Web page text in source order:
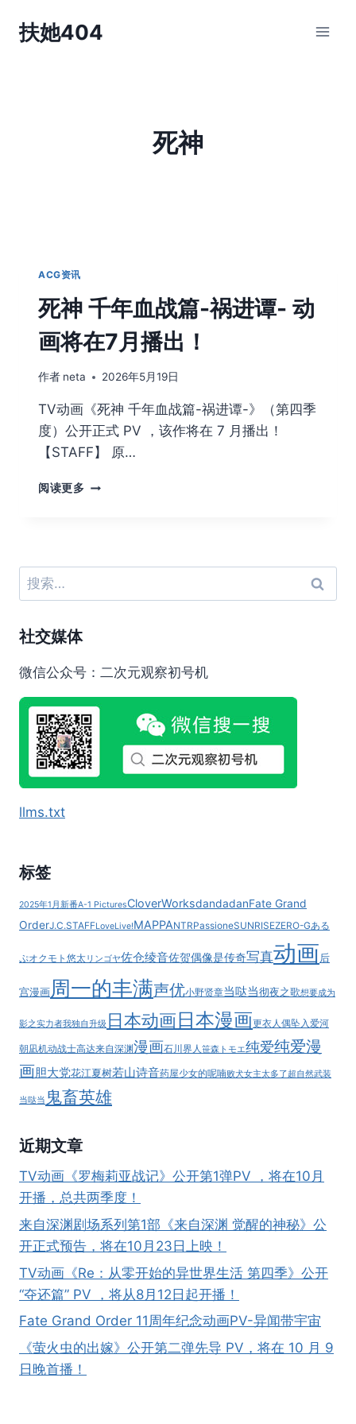
扶她404
死神
ACG资讯
死神 千年血战篇-祸进谭- 动
画将在7月播出！
作者 neta 2026年5月19日
TV动画《死神 千年血战篇-祸进谭-》（第四季
度）公开正式 PV ，该作将在 7 月播出！
【STAFF】 原…
阅读更多 死
战
祸
画
在
7
月
播
出！
搜
索：
社交媒体
微信公众号：二次元观察初号机
llms.txt
标签
2025年1月新番A-1 PicturesCloverWorksdandadanFate Grand
OrderJ.C.STAFFLoveLive!MAPPANTRPassioneSUNRISEZERO-Gある
ぷオクモト悠太リンゴヤ佐仓绫音佐贺偶像是传奇写真动画后
宫漫画周一的丰满声优小野贤章当哒当彻夜之歌想要成为
影之实力者我独自升级 日本动画日本漫画更衣人偶坠入爱河
朝凪机动战士高达来自深渊漫画石川界人笹森トモエ纯爱纯爱漫
画胆大党花江夏树若山诗音药屋少女的呢喃败犬女主太多了超自然武装
当哒当 鬼畜英雄
近期文章
TV动画《罗梅莉亚战记》公开第1弹PV ，将在10月
开播，总共两季度！
来自深渊剧场系列第1部《来自深渊 觉醒的神秘》公
开正式预告，将在10月23日上映！
TV动画《Re：从零开始的异世界生活 第四季》公开
“夺还篇” PV ，将从8月12日起开播！
Fate Grand Order 11周年纪念动画PV-异闻带宇宙
《萤火虫的出嫁》公开第二弹先导 PV，将在 10 月 9
日晚首播！